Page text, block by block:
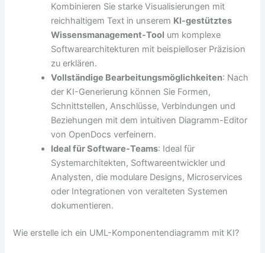
Kombinieren Sie starke Visualisierungen mit
reichhaltigem Text in unserem KI-gestütztes
Wissensmanagement-Tool um komplexe
Softwarearchitekturen mit beispielloser Präzision
zu erklären.
Vollständige Bearbeitungsmöglichkeiten: Nach
der KI-Generierung können Sie Formen,
Schnittstellen, Anschlüsse, Verbindungen und
Beziehungen mit dem intuitiven Diagramm-Editor
von OpenDocs verfeinern.
Ideal für Software-Teams: Ideal für
Systemarchitekten, Softwareentwickler und
Analysten, die modulare Designs, Microservices
oder Integrationen von veralteten Systemen
dokumentieren.
Wie erstelle ich ein UML-Komponentendiagramm mit KI?